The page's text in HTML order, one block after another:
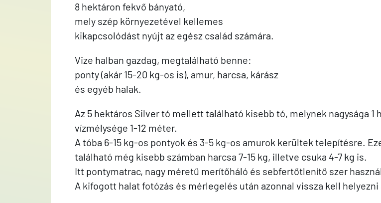
8 hektáron fekvő bányató,
mely szép környezetével kellemes
kikapcsolódást nyújt az egész család számára.
Vize halban gazdag, megtalálható benne:
ponty (akár 15-20 kg-os is), amur, harcsa, kárász
és egyéb halak.
Az 5 hektáros Silver tó mellett található kisebb tó, melynek nagysága 1
vízmélysége 1-12 méter.
A tóba 6-15 kg-os pontyok és 3-5 kg-os amurok kerültek telepítésre.
található még kisebb számban harcsa 7-15 kg, illetve csuka 4-7 kg is.
Itt pontymatrac, nagy méretű merítőháló és sebfertőtlenítő szer
A kifogott halat fotózás és mérlegelés után azonnal vissza kell helyezni